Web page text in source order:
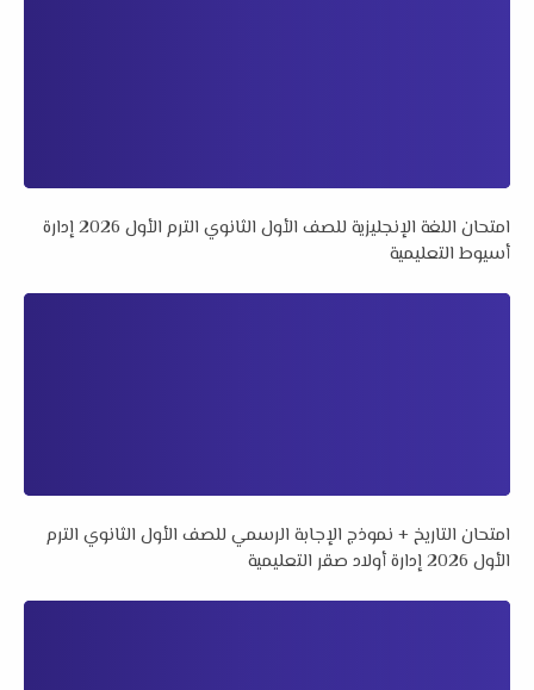
امتحان اللغة الإنجليزية للصف الأول الثانوي الترم الأول 2026 إدارة
أسيوط التعليمية
امتحان التاريخ + نموذج الإجابة الرسمي للصف الأول الثانوي الترم
الأول 2026 إدارة أولاد صقر التعليمية